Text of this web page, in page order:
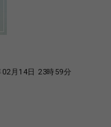
月14日 23時59分